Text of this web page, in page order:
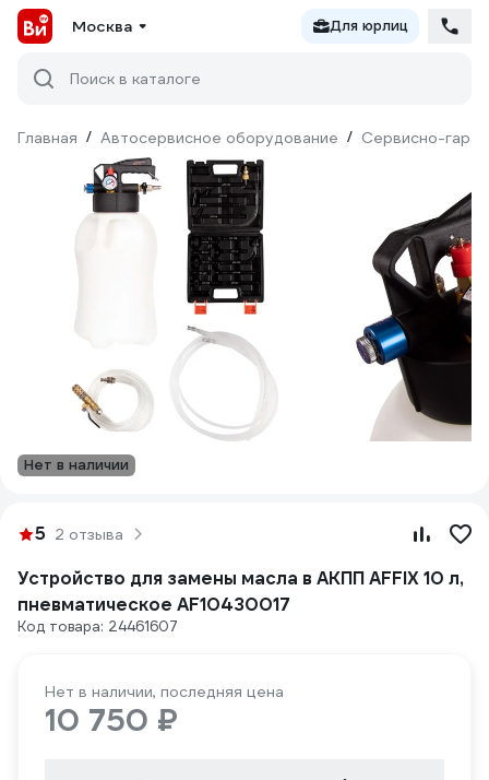
Москва Для юрлиц
Поиск в каталоге
Главная / Автосервисное оборудование / Сервисно-
Нет в наличии
5 2 отзыва
Устройство для замены масла в АКПП AFFIX 10 л,
пневматическое AF10430017
Код товара: 24461607
Нет в наличии, последняя цена
10 750 ₽